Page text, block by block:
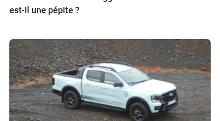
est-il une pépite ?